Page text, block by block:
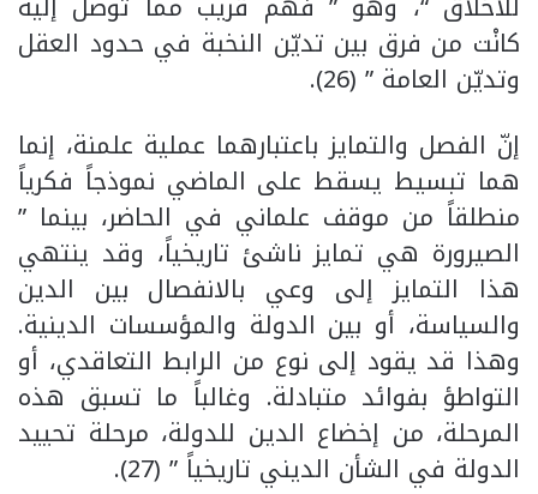
كانْت من فرق بين تديّن النخبة في حدود العقل
وتديّن العامة ” (26).
إنّ الفصل والتمايز باعتبارهما عملية علمنة، إنما
هما تبسيط يسقط على الماضي نموذجاً فكرياً
منطلقاً من موقف علماني في الحاضر، بينما ”
الصيرورة هي تمايز ناشئ تاريخياً، وقد ينتهي
هذا التمايز إلى وعي بالانفصال بين الدين
والسياسة، أو بين الدولة والمؤسسات الدينية.
وهذا قد يقود إلى نوع من الرابط التعاقدي، أو
التواطؤ بفوائد متبادلة. وغالباً ما تسبق هذه
المرحلة، من إخضاع الدين للدولة، مرحلة تحييد
الدولة في الشأن الديني تاريخياً ” (27).